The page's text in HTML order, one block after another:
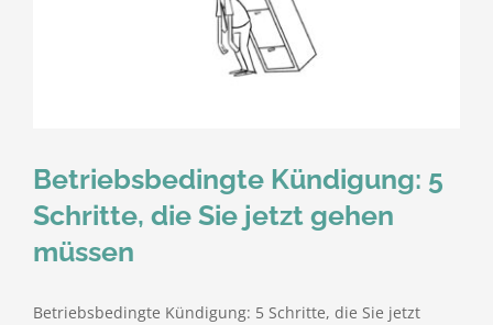
Betriebsbedingte Kündigung: 5
Schritte, die Sie jetzt gehen
müssen
Betriebsbedingte Kündigung: 5 Schritte, die Sie jetzt